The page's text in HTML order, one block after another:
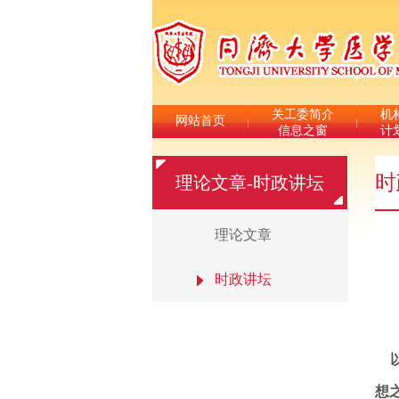
网站首页
关工委简介
信息之窗
机
计
理论文章-时政讲坛
理论文章
时政讲坛
想